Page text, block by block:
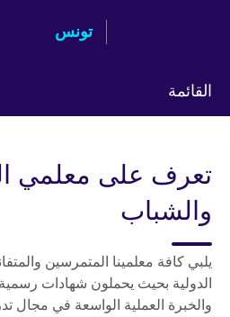
تونس
القائمة
language
تعرف على معلمي
والشباب
يلبي كافة معلمينا المتمرسين
الدولية بحيث يحملون شهادات
والخبرة العملية الواسعة في مجال